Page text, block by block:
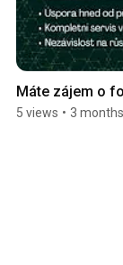
Máte zájem o
5 views • 3